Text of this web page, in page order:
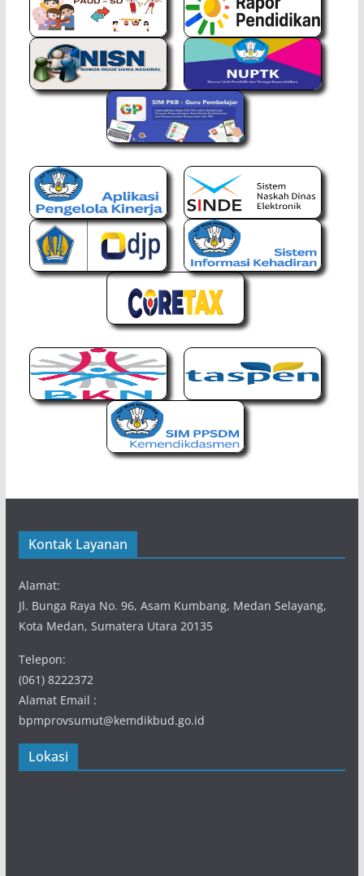
Kontak Layanan
Alamat:
Jl. Bunga Raya No. 96, Asam Kumbang, Medan Selayang,
Kota Medan, Sumatera Utara 20135
Telepon:
(061) 8222372
Alamat Email :
bpmprovsumut@kemdikbud.go.id
Lokasi